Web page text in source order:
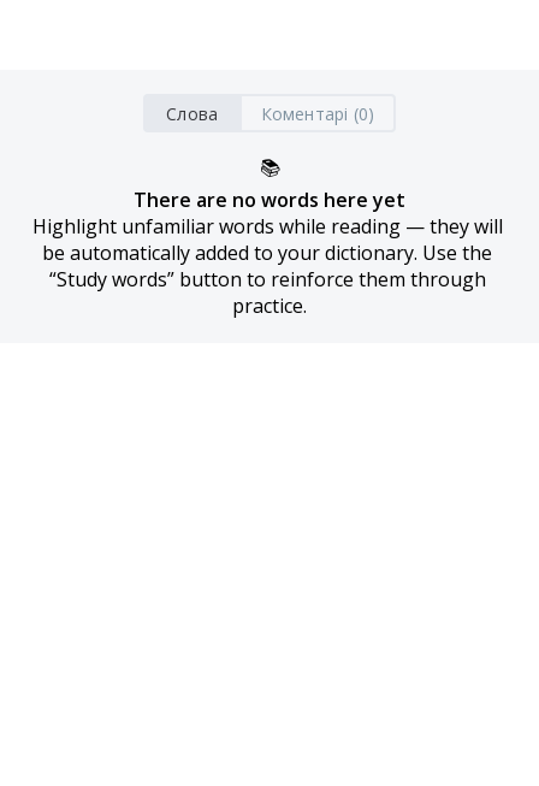
Слова Коментарі (0)
📚
There are no words here yet
Highlight unfamiliar words while reading — they will
be automatically added to your dictionary. Use the
“Study words” button to reinforce them through
practice.